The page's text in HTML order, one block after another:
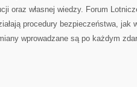
oraz własnej wiedzy. Forum
procedury bezpieczeństwa, jak
wprowadzane są po każdym